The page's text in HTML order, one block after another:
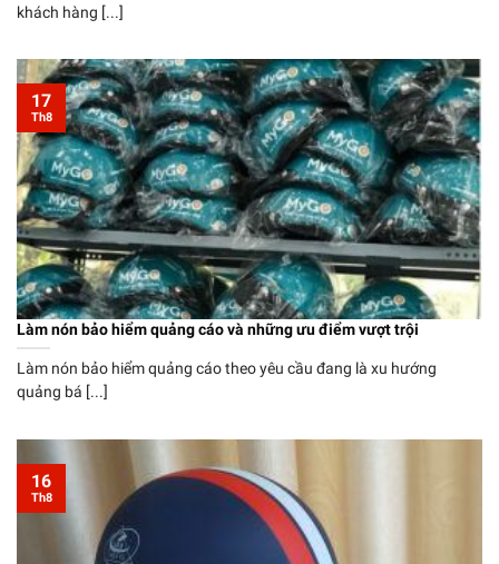
khách hàng [...]
Làm nón bảo hiểm quảng cáo và những ưu điểm vượt trội
Làm nón bảo hiểm quảng cáo theo yêu cầu đang là xu hướng
quảng bá [...]
17
Th8
16
Th8